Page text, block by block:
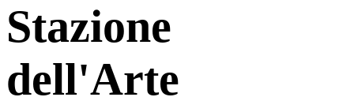
Stazione
dell'Arte